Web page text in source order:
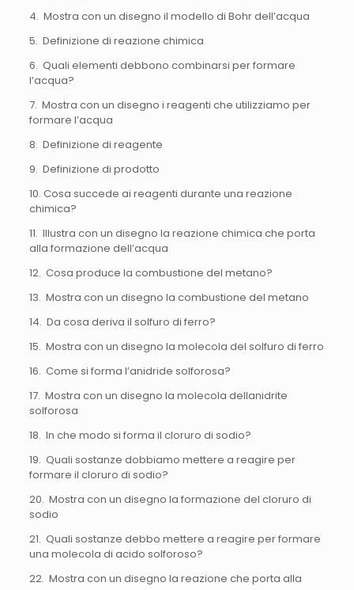
4. Mostra con un disegno il modello di Bohr dell’acqua
5. Definizione di reazione chimica
6. Quali elementi debbono combinarsi per formare
l’acqua?
7. Mostra con un disegno i reagenti che utilizziamo per
formare l’acqua
8. Definizione di reagente
9. Definizione di prodotto
10. Cosa succede ai reagenti durante una reazione
chimica?
11. Illustra con un disegno la reazione chimica che porta
alla formazione dell’acqua
12. Cosa produce la combustione del metano?
13. Mostra con un disegno la combustione del metano
14. Da cosa deriva il solfuro di ferro?
15. Mostra con un disegno la molecola del solfuro di ferro
16. Come si forma l’anidride solforosa?
17. Mostra con un disegno la molecola dellanidrite
solforosa
18. In che modo si forma il cloruro di sodio?
19. Quali sostanze dobbiamo mettere a reagire per
formare il cloruro di sodio?
20. Mostra con un disegno la formazione del cloruro di
sodio
21. Quali sostanze debbo mettere a reagire per formare
una molecola di acido solforoso?
22. Mostra con un disegno la reazione che porta alla